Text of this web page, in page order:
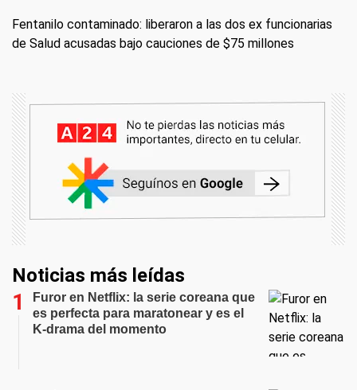
Fentanilo contaminado: liberaron a las dos ex funcionarias
de Salud acusadas bajo cauciones de $75 millones
Noticias más leídas
Furor en Netflix: la serie coreana que
es perfecta para maratonear y es el
K-drama del momento